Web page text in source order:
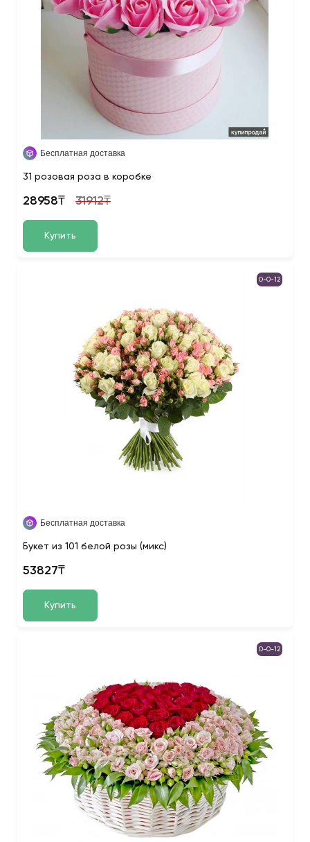
Бесплатная доставка
31 розовая роза в коробке
28958₸ 31912₸
Купить
0-0-12
Бесплатная доставка
Букет из 101 белой розы (микс)
53827₸
Купить
0-0-12